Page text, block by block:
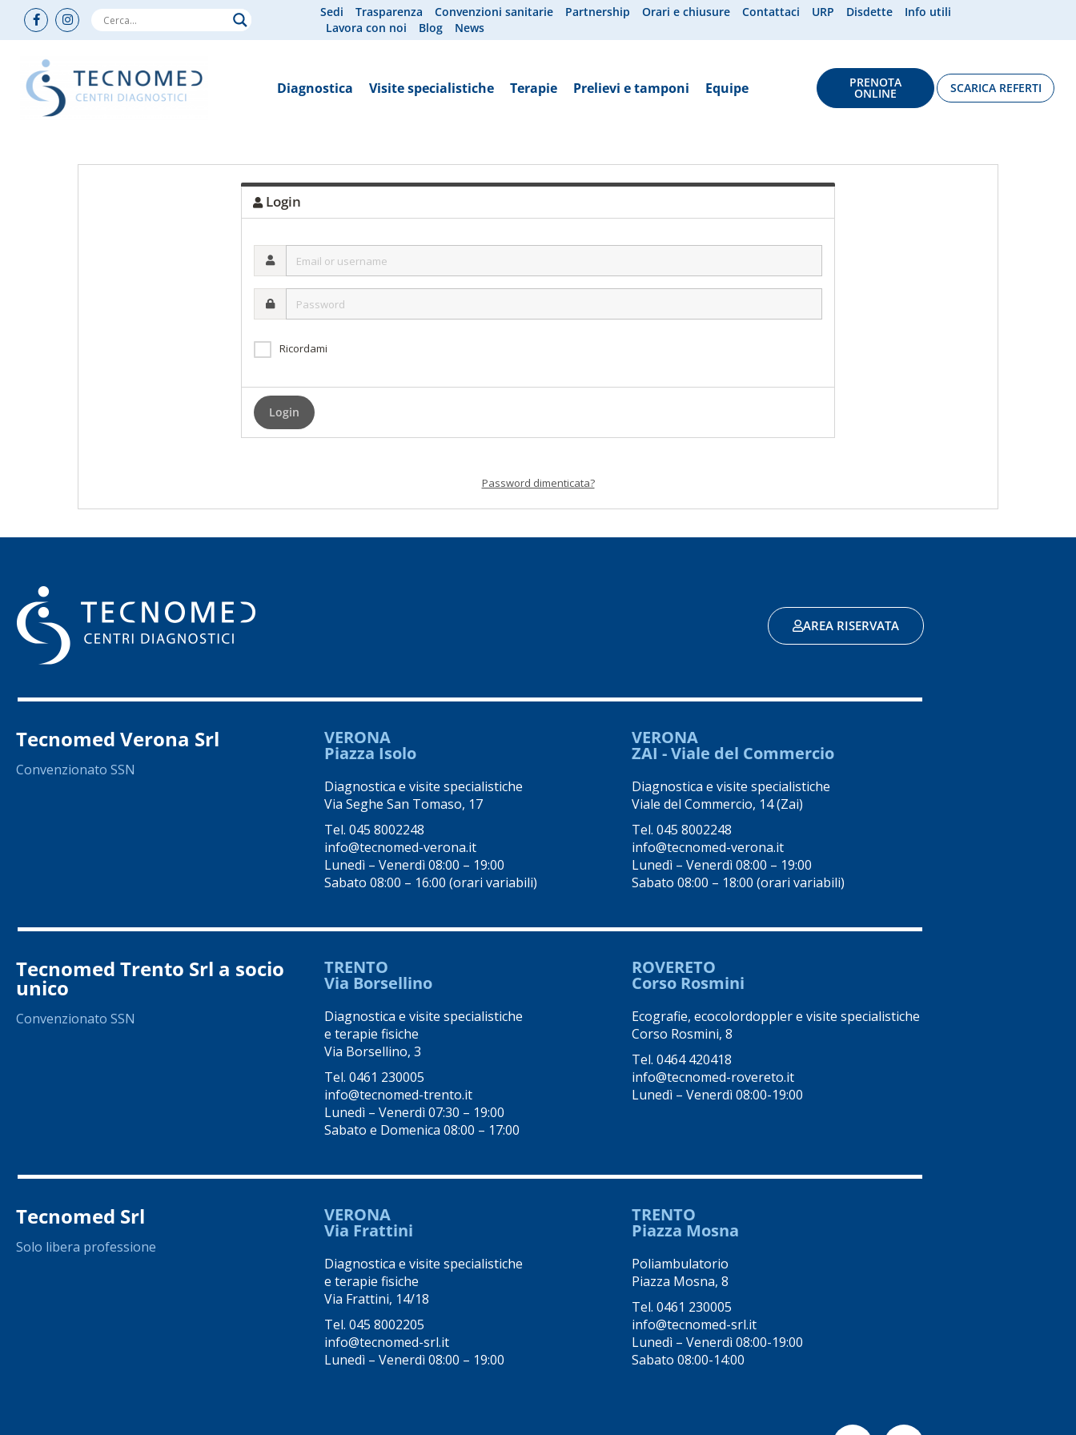
Sedi Trasparenza Convenzioni sanitarie Partnership Orari e chiusure Contattaci URP Disdette
Info utili
Lavora con noi
Blog News
Diagnostica Visite specialistiche Terapie Prelievi e tamponi Equipe PRENOTA
ONLINE SCARICA REFERTI
Login
Email
Ricordami
Password dimenticata?
AREA RISERVATA
Tecnomed Verona Srl
Convenzionato SSN
VERONA
Piazza Isolo
Diagnostica e visite specialistiche
Via Seghe San Tomaso, 17
Tel. 045 8002248
info@tecnomed-verona.it
Lunedì – Venerdì 08:00 – 19:00
Sabato 08:00 – 16:00 (orari variabili)
VERONA
ZAI - Viale del Commercio
Diagnostica e visite specialistiche
Viale del Commercio, 14 (Zai)
Tel.045 8002248
info@tecnomed-verona.it
Lunedì – Venerdì 08:00 – 19:00
Sabato 08:00 – 18:00 (orari variabili)
Tecnomed Trento Srl a socio
unico
Convenzionato SSN
TRENTO
Via Borsellino
Diagnostica e visite specialistiche
e terapie fisiche
Via Borsellino, 3
Tel. 0461 230005
info@tecnomed-trento.it
Lunedì – Venerdì 07:30 – 19:00
Sabato e Domenica 08:00 – 17:00
ROVERETO
Corso Rosmini
Ecografie, ecocolordoppler e visite specialistiche
Corso Rosmini, 8
Tel.0464 420418
info@tecnomed-rovereto.it
Lunedì – Venerdì 08:00-19:00
Tecnomed Srl
Solo libera professione
VERONA
Via Frattini
Diagnostica e visite specialistiche
e terapie fisiche
Via Frattini, 14/18
Tel. 045 8002205
info@tecnomed-srl.it
Lunedì – Venerdì 08:00 – 19:00
TRENTO
Piazza Mosna
Poliambulatorio
Piazza Mosna, 8
Tel.0461 230005
info@tecnomed-srl.it
Lunedì – Venerdì 08:00-19:00
Sabato 08:00-14:00